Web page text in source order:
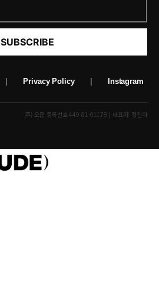
SUBSCRIBE
Privacy Policy Instagram
(주) 오운 등록번호 449-81-01178 | 대표자: 정진아